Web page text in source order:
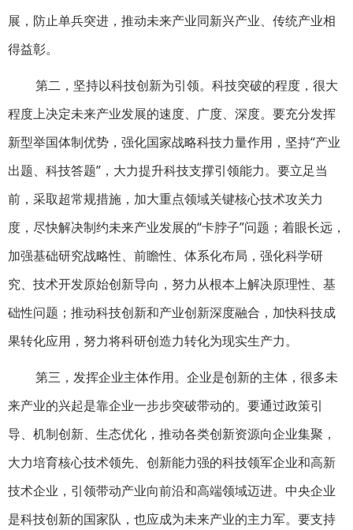
展，防止单兵突进，推动未来产业同新兴产业、传统产业相
得益彰。
第二，坚持以科技创新为引领。科技突破的程度，很大
程度上决定未来产业发展的速度、广度、深度。要充分发挥
新型举国体制优势，强化国家战略科技力量作用，坚持“产业
出题、科技答题”，大力提升科技支撑引领能力。要立足当
前，采取超常规措施，加大重点领域关键核心技术攻关力
度，尽快解决制约未来产业发展的“卡脖子”问题；着眼长远，
加强基础研究战略性、前瞻性、体系化布局，强化科学研
究、技术开发原始创新导向，努力从根本上解决原理性、基
础性问题；推动科技创新和产业创新深度融合，加快科技成
果转化应用，努力将科研创造力转化为现实生产力。
第三，发挥企业主体作用。企业是创新的主体，很多未
来产业的兴起是靠企业一步步突破带动的。要通过政策引
导、机制创新、生态优化，推动各类创新资源向企业集聚，
大力培育核心技术领先、创新能力强的科技领军企业和高新
技术企业，引领带动产业向前沿和高端领域迈进。中央企业
是科技创新的国家队，也应成为未来产业的主力军。要支持